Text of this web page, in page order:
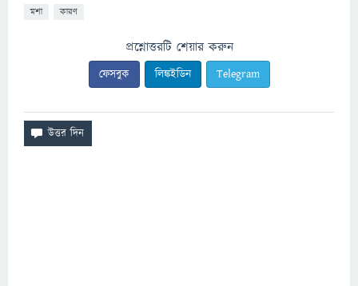
মশা কারণ
প্রশ্নোত্তরটি শেয়ার করুন
ফেসবুক লিঙ্কইডিন Telegram